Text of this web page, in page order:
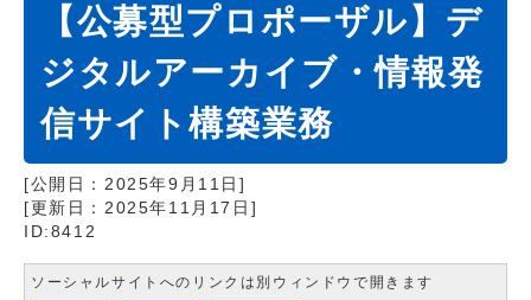
【公募型プロポーザル】デ
ジタルアーカイブ・情報発
信サイト構築業務
[公開日： 2025年9月11日 ]
[更新日： 2025年11月17日 ]
ID:8412
ソーシャルサイトへのリンクは別ウィンドウで開きます